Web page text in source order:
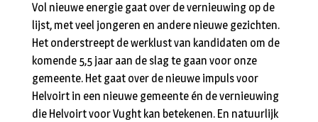
Vol nieuwe energie gaat over de vernieuwing op de
lijst, met veel jongeren en andere nieuwe gezichten.
Het onderstreept de werklust van kandidaten om de
komende 5,5 jaar aan de slag te gaan voor onze
gemeente. Het gaat over de nieuwe impuls voor
Helvoirt in een nieuwe gemeente én de vernieuwing
die Helvoirt voor Vught kan betekenen. En natuurlijk